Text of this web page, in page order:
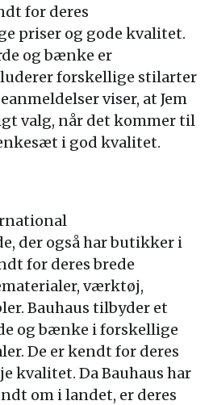
for deres
priser og gode kvalitet.
og bænke er
forskellige stilarter
viser, at Jem
valg, når det kommer til
i god kvalitet.
der også har butikker i
for deres brede
værktøj,
Bauhaus tilbyder et
og bænke i forskellige
De er kendt for deres
kvalitet. Da Bauhaus har
om i landet, er deres